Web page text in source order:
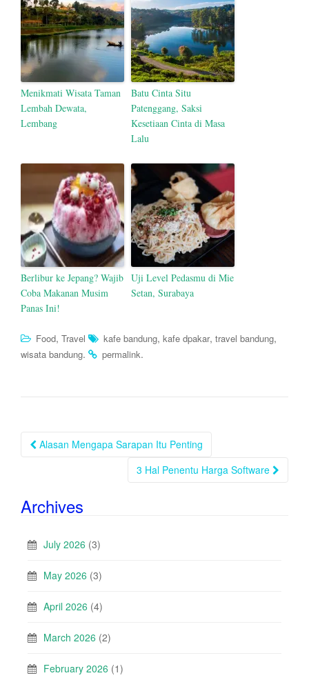
Menikmati Wisata Taman
Lembah Dewata,
Lembang
Batu Cinta Situ
Patenggang, Saksi
Kesetiaan Cinta di Masa
Lalu
Berlibur ke Jepang? Wajib
Coba Makanan Musim
Panas Ini!
Uji Level Pedasmu di Mie
Setan, Surabaya
Food, Travel kafe bandung, kafe dpakar, travel bandung,
wisata bandung. permalink.
Post
Alasan Mengapa Sarapan Itu Penting
3 Hal Penentu Harga Software
Archives
July 2026 (3)
May 2026 (3)
April 2026 (4)
March 2026 (2)
February 2026 (1)